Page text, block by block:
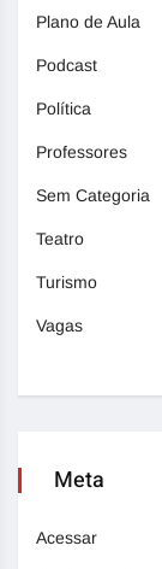
Plano de Aula
Podcast
Política
Professores
Sem Categoria
Teatro
Turismo
Vagas
Meta
Acessar